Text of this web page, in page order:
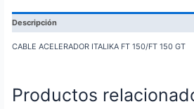
Descripción
CABLE ACELERADOR ITALIKA FT 150/FT 150 GT
Productos